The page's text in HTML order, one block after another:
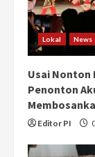
Lokal News
Usai Nonton
Penonton
Editor PI